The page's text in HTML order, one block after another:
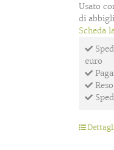
Usato
di
Scheda
euro